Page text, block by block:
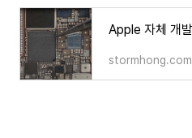
stormhong.com